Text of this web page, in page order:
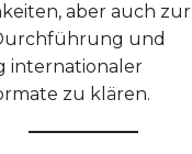
aber auch zur
und
internationaler
zu klären.